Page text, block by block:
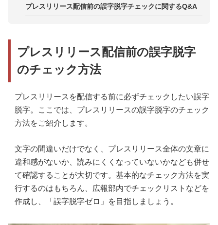
5．同音異義語にアンテナを張る
7．校正ツールを使う
方法
6．Just Right!7 Pro
7．ATOKクラウド文章校正
底する
プレスリリース配信前の誤字脱字チェックに関するQ&A
プレスリリース配信前の誤字脱字
のチェック方法
プレスリリースを配信する前に必ずチェックしたい誤字
脱字。ここでは、プレスリリースの誤字脱字のチェック
方法をご紹介します。
文字の間違いだけでなく、プレスリリース全体の文章に
違和感がないか、読みにくくなっていないかなども併せ
て確認することが大切です。基本的なチェック方法を実
行するのはもちろん、広報部内でチェックリストなどを
作成し、「誤字脱字ゼロ」を目指しましょう。